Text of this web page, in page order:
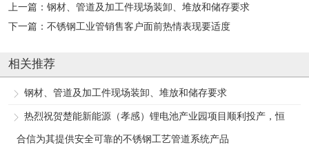
上一篇： 钢材、管道及加工件现场装卸、堆放和储存要求
下一篇： 不锈钢工业管销售客户面前热情表现要适度
相关推荐
钢材、管道及加工件现场装卸、堆放和储存要求
热烈祝贺楚能新能源（孝感）锂电池产业园项目顺利投产，恒
合信为其提供安全可靠的不锈钢工艺管道系统产品